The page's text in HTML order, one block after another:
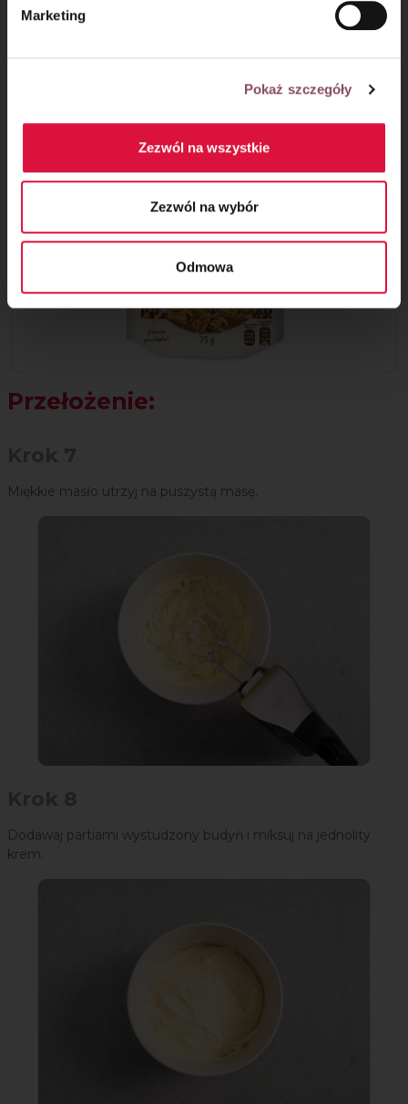
Marketing
Pokaż szczegóły
Zezwól na wszystkie
Zezwól na wybór
Odmowa
to wyjątkowa odmiana o wytrawnym,
intensywnym smaku i zawierają ogromne
ilości białka.
Przełożenie:
Miękkie masło utrzyj na puszystą masę.
Dodawaj partiami wystudzony budyń i miksuj na jednolity
krem.